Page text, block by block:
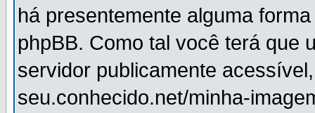
há presentemente alguma
phpBB. Como tal você terá que
servidor publicamente
seu.conhecido.net/minha-